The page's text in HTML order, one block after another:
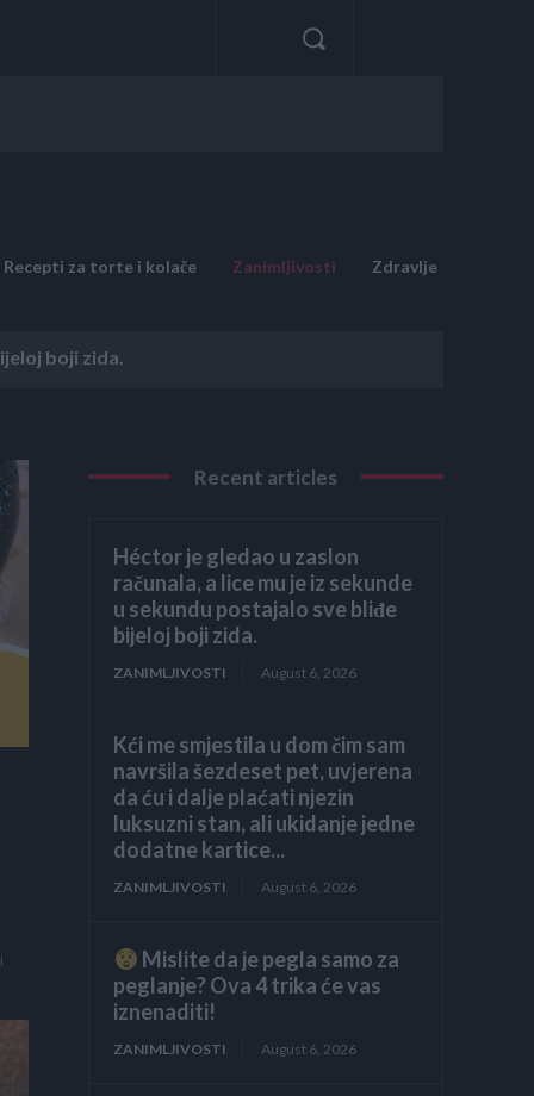
Recepti za torte i kolače Zanimljivosti Zdravlje
boji zida.
Recent articles
Héctor je gledao u zaslon
računala, a lice mu je iz sekunde
u sekundu postajalo sve bliđe
bijeloj boji zida.
ZANIMLJIVOSTI August 6, 2026
Kći me smjestila u dom čim sam
navršila šezdeset pet, uvjerena
da ću i dalje plaćati njezin
luksuzni stan, ali ukidanje jedne
dodatne kartice...
ZANIMLJIVOSTI August 6, 2026
Mislite da je pegla samo za
peglanje? Ova 4 trika će vas
iznenaditi!
ZANIMLJIVOSTI August 6, 2026